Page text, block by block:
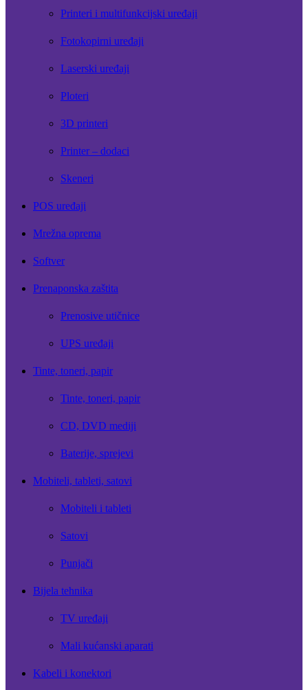
Printeri i multifunkcijski uređaji
Fotokopirni uređaji
Laserski uređaji
Ploteri
3D printeri
Printer – dodaci
Skeneri
POS uređaji
Mrežna oprema
Softver
Prenaponska zaštita
Prenosive utičnice
UPS uređaji
Tinte, toneri, papir
Tinte, toneri, papir
CD, DVD mediji
Baterije, sprejevi
Mobiteli, tableti, satovi
Mobiteli i tableti
Satovi
Punjači
Bijela tehnika
TV uređaji
Mali kućanski aparati
Kabeli i konektori